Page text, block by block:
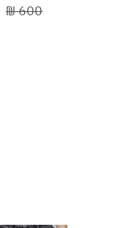
600 ₪